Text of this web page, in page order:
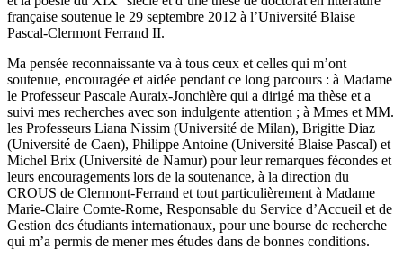
et la poésie du XIXesiècle et d’une thèse de doctorat en littérature
française soutenue le 29 septembre 2012 à l’Université Blaise
Ma pensée reconnaissante va à tous ceux et celles qui m’ont
soutenue, encouragée et aidée pendant ce long parcours : à Madame
le Professeur Pascale Auraix-Jonchière qui a dirigé ma thèse et a
suivi mes recherches avec son indulgente attention ; à Mmes et MM.
les Professeurs Liana Nissim (Université de Milan), Brigitte Diaz
(Université de Caen), Philippe Antoine (Université Blaise Pascal) et
Michel Brix (Université de Namur) pour leur remarques fécondes et
leurs encouragements lors de la soutenance, à la direction du
CROUS de Clermont-Ferrand et tout particulièrement à Madame
Marie-Claire Comte-Rome, Responsable du Service d’Accueil et de
Gestion des étudiants internationaux, pour une bourse de recherche